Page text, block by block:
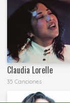
Claudia Lorelle
35 Canciones